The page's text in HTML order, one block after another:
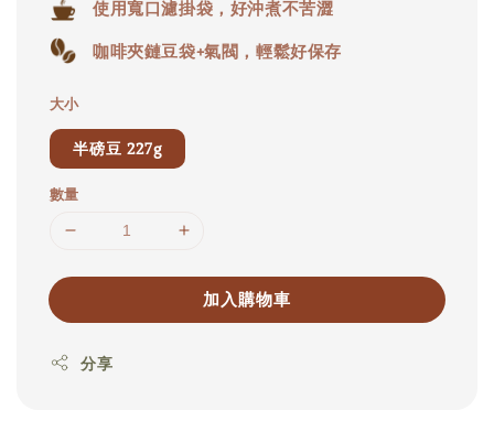
使用寬口濾掛袋，好沖煮不苦澀
咖啡夾鏈豆袋+氣閥，輕鬆好保存
大小
半磅豆 227g
數量
加入購物車
分享